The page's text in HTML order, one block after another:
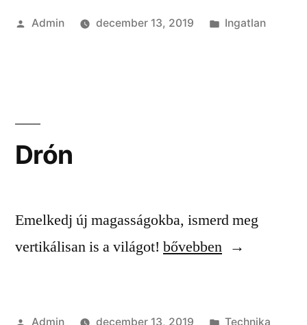
Szerző:
Admin december 13, 2019 Kategória:
Ingatlan
Drón
Emelkedj új magasságokba, ismerd meg
vertikálisan is a világot! “Drón”
bővebben
Szerző:
Admin december 13, 2019 Kategória:
Technika